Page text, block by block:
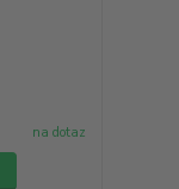
na dotaz